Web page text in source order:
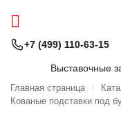
+7 (499) 110-63-15
Выставочные
Главная страница
Кованые подставки под